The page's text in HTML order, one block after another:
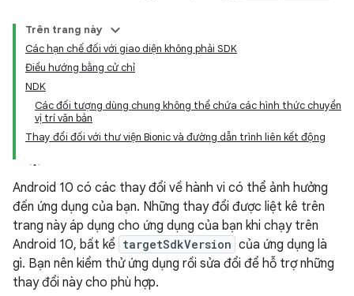
Trên trang này
Các hạn chế đối với giao diện không phải SDK
Điều hướng bằng cử chỉ
NDK
Các đối tượng dùng chung không thể chứa các hình thức chuyển
vị trí văn bản
Thay đổi đối với thư viện Bionic và đường dẫn trình liên kết động
Android 10 có các thay đổi về hành vi có thể ảnh hưởng
đến ứng dụng của bạn. Những thay đổi được liệt kê trên
trang này áp dụng cho ứng dụng của bạn khi chạy trên
Android 10, bất kể targetSdkVersion của ứng dụng là
gì. Bạn nên kiểm thử ứng dụng rồi sửa đổi để hỗ trợ những
thay đổi này cho phù hợp.